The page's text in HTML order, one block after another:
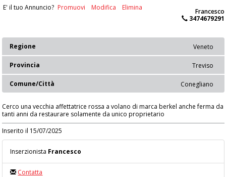
Francesco
3474679291
E' il tuo Annuncio? Promuovi Modifica Elimina
Veneto
Regione
Treviso
Provincia
Conegliano
Comune/Città
Cerco una vecchia affettatrice rossa a volano di marca berkel anche ferma da
tanti anni da restaurare solamente da unico proprietario
Inserito il 15/07/2025
Inserzionista Francesco
Contatta